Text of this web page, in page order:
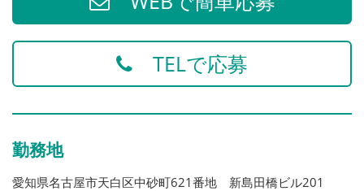
◎普通自動車免許（必須）
TELで応募
勤務地
愛知県名古屋市天白区中砂町621番地 新島田橋ビル201